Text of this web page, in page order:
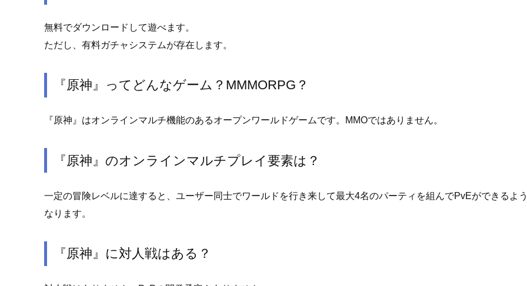
無料でダウンロードして遊べます。
ただし、有料ガチャシステムが存在します。
『原神』ってどんなゲーム？MMMORPG？
『原神』はオンラインマルチ機能のあるオープンワールドゲームです。MMOではありません。
『原神』のオンラインマルチプレイ要素は？
一定の冒険レベルに達すると、ユーザー同士でワールドを行き来して最大4名のパーティを組んでPvEができるよ
なります。
『原神』に対人戦はある？